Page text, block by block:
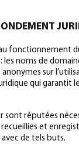
noms de
sur
qui garantit
sont réputées
et
de tels buts.